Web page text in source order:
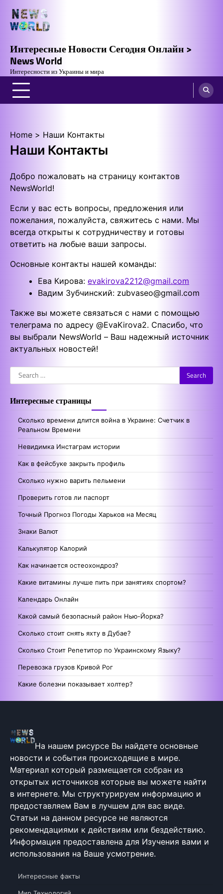
content
Интересные Новости Сегодня Онлайн >
News World
Интересности из Украины и мира
Home Наши Контакты
Наши Контакты
Добро пожаловать на страницу контактов
NewsWorld!
Если у вас есть вопросы, предложения или
пожелания, пожалуйста, свяжитесь с нами. Мы
всегда открыты к сотрудничеству и готовы
ответить на любые ваши запросы.
Основные контакты нашей команды:
Ева Кирова: evakirova2212@gmail.com
Вадим Зубчинский: zubvaseo@gmail.com
Также вы можете связаться с нами с помощью
телеграма по адресу @EvaKirova2. Спасибо, что
вы выбрали NewsWorld – Ваш надежный источник
актуальных новостей!
Search
for:
Интересные страницы
Сколько времени длится война в Украине: Счетчик в
Реальном Времени
Невидимка Инстаграм истории
Как в фейсбуке закрыть профиль
Сколько нужно варить пельмени
Проверить готов ли паспорт
Точный Прогноз Погоды Харьков на Месяц
Знаки Валют
Калькулятор Калорий
Как начинается остеохондроз?
Какие витамины лучше пить при занятиях спортом?
Календарь Онлайн
Какой самый безопасный район Нью-Йорка?
Сколько стоит снять яхту в Дубае?
Сколько Стоит Репетитор по Украинскому Языку?
Перевозка грузов Кривой Рог
Какие болезни показывает холтер?
На нашем рисурсе Вы найдете основные
новости и события происходящие в мире.
Материал который размещается собран из
открытых источников которые вы можете найти
в интернете. Мы структурируем информацию и
предоставляем Вам в лучшем для вас виде.
Статьи на данном ресурсе не являются
рекомендациями к действиям или бездействию.
Информация предоставлена для Изучения вами и
использования на Ваше усмотрение.
Интересные факты